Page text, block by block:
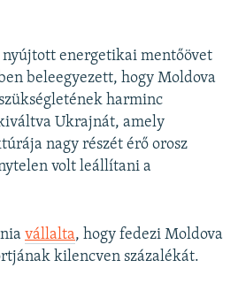
nyújtott energetikai mentőövet
beleegyezett, hogy Moldova
harminc
Ukrajnát, amely
nagy részét érő orosz
volt leállítani a
vállalta, hogy fedezi Moldova
kilencven százalékát.